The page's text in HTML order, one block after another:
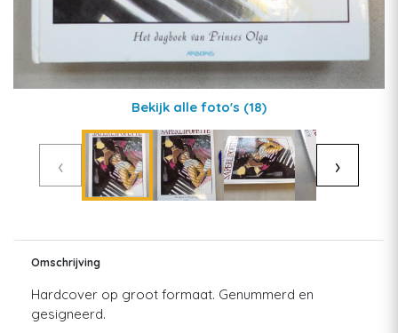
Bekijk alle foto's (18)
‹ ›
Omschrijving
Hardcover op groot formaat. Genummerd en
gesigneerd.